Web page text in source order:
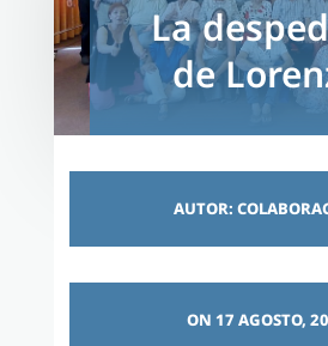
La
de
AUTOR:
ON 17 AGOSTO,